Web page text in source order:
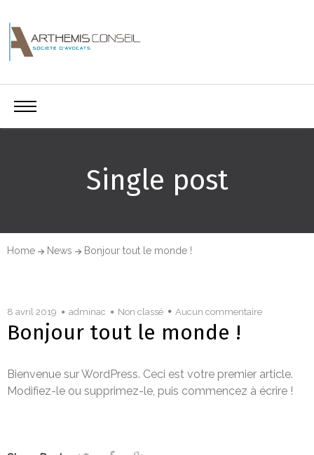
Single post
Home News Bonjour tout le monde !
8 avril 2019 adminac Non classé Aucun commentaire
Bonjour tout le monde !
Bienvenue sur WordPress. Ceci est votre premier article.
Modifiez-le ou supprimez-le, puis commencez à écrire !